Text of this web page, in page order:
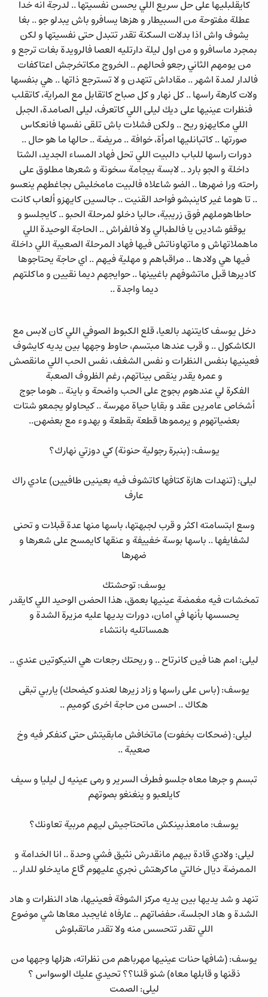
كايقلبليها على حل سريع اللي يحسن نفسيتها .. لدرجة انه خدا
عطلة مفتوحة من السبيطار و هزها يسافرو باش يبدلو جو .. بغا
يشوف واش اذا بدلات السكنة تقدر تتبدل حتى نفسيتها و لكن
بمجرد ماسافرو و من اول ليلة دارتليه العصا فالرويدة بغات ترجع و
من يومهم الثاني رجعو فحالهم .. الخروج مكاتخرجش اعتاكفات
فالدار لمدة اشهر .. مقاداش تتهدن و لا تسترجع ذاتها .. هي بنفسها
ولات كارهة راسها .. كل نهار و كل صباح كاتقابل مع المراية، كاتقلب
فنظرات عينيها على ديك ليلى اللي كاتعرف، ليلى الصامدة، الجبل
اللي مكايهزو ريح .. ولكن فشلات باش تلقى نفسها فانعكاس
صورتها .. كاتبانليها امرأة، خوافة .. مريضة .. حالها ما هو حال ..
دورات راسها للباب دالبيت اللي تحل فهاد المساء الجديد، الشتا
داخلة و الجو بارد .. لابسة بيجامة سخونة و شعرها مطلوق على
راحته ورا ضهرها .. الضو شاعلاه فالبيت مامخليش بجاغطهم ينعسو
.. تا هوما غير كاينبشو فواحد القنيت .. جالسين كايهزو ألعاب كانت
حاطاهوملهم فوق زريبية، حاليا دخلو لمرحلة الحبو .. كايجلسو و
يوقفو شادين يا فالطبالي ولا فالفراش .. الحاجة الوحيدة اللي
ماهملاتهاش و ماتهاوناتش فيها فهاد المرحلة الصعيبة اللي داخلة
فيها هي ولادها .. مراقباهم و مهلية فيهم .. اي حاجة يحتاجوها
كاديرها قبل ماتشوفهم باغيينها .. حوايجهم ديما نقيين و ماكلتهم
ديما واجدة ..
دخل يوسف كايتنهد بالعيا، قلع الكبوط الصوفي اللي كان لابس مع
الكاشكول .. و قرب عندها مبتسم، حاوط وجهها بين يديه كايشوف
فعينيها بنفس النظرات و نفس الشغف، نفس الحب اللي مانقصش
و عمره يقدر ينقص بيناتهم، رغم الظروف الصعبة
الفكرة لي عندهوم بجوج على الحب واضحة و باينة .. هوما جوج
أشخاص عامرين عقد و بقايا حياة مهرسة .. كيحاولو يجمعو شتات
بعضياتهوم و يرمموها قطعة بقطعة و بهدوء مع بعضهن..
يوسف: (بنبرة رجولية حنونة) كي دوزتي نهارك؟
ليلى: (تنهدات هازة كتافها كاتشوف فيه بعينين طافيين) عادي راك
عارف
وسع ابتسامته اكثر و قرب لجبهتها، باسها منها عدة قبلات و تحنى
لشفايفها .. باسها بوسة خفييفة و عنقها كايمسح على شعرها و
ضهرها
يوسف: توحشتك
تمخشات فيه مغمضة عينيها بعمق، هذا الحضن الوحيد اللي كايقدر
يحسسها بأنها في امان، دورات يديها عليه مزيرة الشدة و
همساتليه بانتشاء
ليلى: امم هنا فين كانرتاح .. و ريحتك رجعات هي النيكوتين عندي ..
يوسف: (باس على راسها و زاد زيرها لعندو كيضحك) ياربي تبقى
هكاك .. احسن من حاجة اخرى كوميم ..
ليلى: (ضحكات بخفوت) ماتخافش مابقيتش حتى كنفكر فيه وخ
صعيبة ..
تبسم و جرها معاه جلسو فطرف السرير و رمى عينيه ل ليليا و سيف
كايلعبو و ينغنغو بصوتهم
يوسف: مامعذبينكش ماتحتاجيش ليهم مربية تعاونك؟
ليلى: ولادي قادة بيهم مانقدرش نثيق فشي وحدة .. انا الخدامة و
الممرضة ديال خالتي ماكرهتش نجري عليهوم گاع مايدخلو للدار ..
تنهد و شد يديها بين يديه مركز الشوفة فعينيها، هاد النظرات و هاد
الشدة و هاد الجلسة، حفضاتهم .. عارفاه غايجبد معاها شي موضوع
اللي تقدر تتحسس منه ولا تقدر ماتقبلوش
يوسف: (شافها حنات عينيها مهرباهم من نظراته، هزلها وجهها من
ذقنها و قابلها معاه) شنو قلنا؟؟ تحيدي عليك الوسواس ؟
ليلى: الصمت